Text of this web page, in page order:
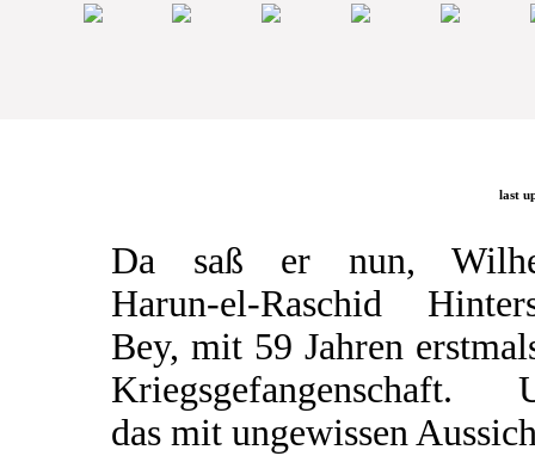
last
Da saß er nun,
Harun-el-Raschid
Bey, mit 59 Jahren
Kriegsgefangenschaft.
das mit ungewissen